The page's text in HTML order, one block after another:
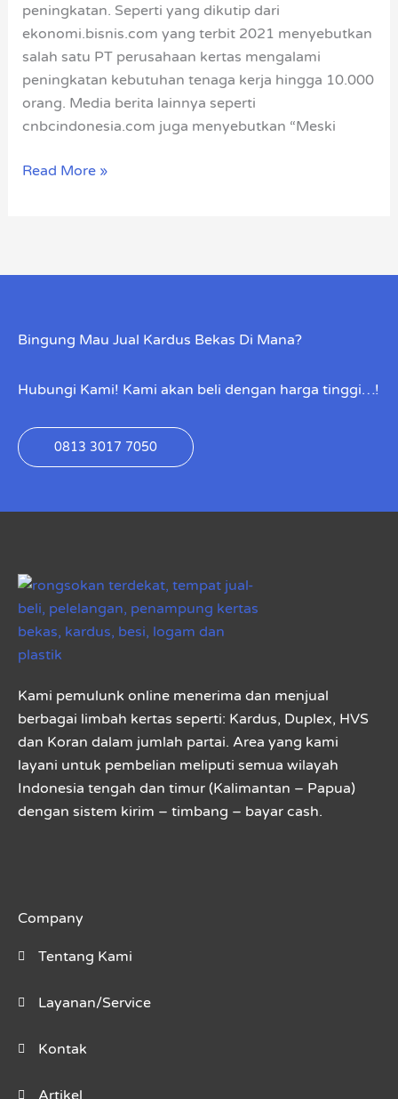
peningkatan. Seperti yang dikutip dari
ekonomi.bisnis.com yang terbit 2021 menyebutkan
salah satu PT perusahaan kertas mengalami
peningkatan kebutuhan tenaga kerja hingga 10.000
orang. Media berita lainnya seperti
cnbcindonesia.com juga menyebutkan “Meski
Read More »
Bingung Mau Jual Kardus Bekas Di Mana?
Hubungi Kami! Kami akan beli dengan harga tinggi…!
0813 3017 7050
Kami pemulunk online menerima dan menjual
berbagai limbah kertas seperti: Kardus, Duplex, HVS
dan Koran dalam jumlah partai. Area yang kami
layani untuk pembelian meliputi semua wilayah
Indonesia tengah dan timur (Kalimantan – Papua)
dengan sistem kirim – timbang – bayar cash.
Company
Tentang Kami
Layanan/Service
Kontak